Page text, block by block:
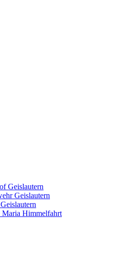
Geislautern
Geislautern
Himmelfahrt